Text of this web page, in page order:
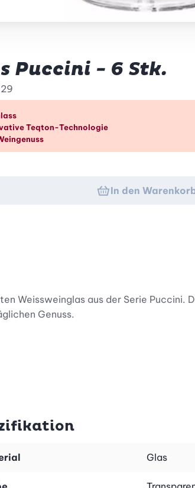
Puccini - 6 Stk.
Überblick
Teqton-Technologie
In den
Weissweinglas aus der Serie Puccini.
Genuss.
Glas